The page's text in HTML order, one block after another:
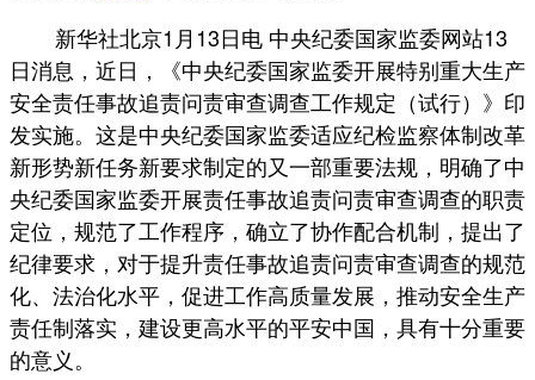
新华社北京1月13日电 中央纪委国家监委网站13
日消息，近日，《中央纪委国家监委开展特别重大生产
安全责任事故追责问责审查调查工作规定（试行）》印
发实施。这是中央纪委国家监委适应纪检监察体制改革
新形势新任务新要求制定的又一部重要法规，明确了中
央纪委国家监委开展责任事故追责问责审查调查的职责
定位，规范了工作程序，确立了协作配合机制，提出了
纪律要求，对于提升责任事故追责问责审查调查的规范
化、法治化水平，促进工作高质量发展，推动安全生产
责任制落实，建设更高水平的平安中国，具有十分重要
的意义。